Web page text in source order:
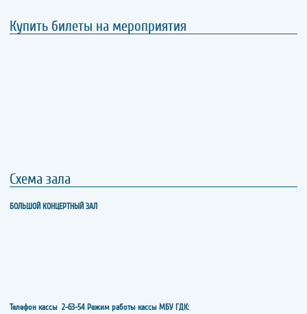
Купить билеты на мероприятия
Схема зала
БОЛЬШОЙ КОНЦЕРТНЫЙ ЗАЛ
Телефон кассы 2-63-54 Режим работы кассы МБУ ГДК: